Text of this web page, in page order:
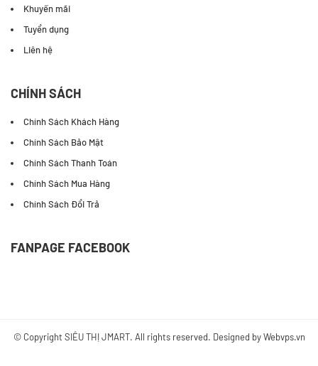
Khuyến mãi
Tuyển dụng
Liên hệ
CHÍNH SÁCH
Chính Sách Khách Hàng
Chính Sách Bảo Mật
Chính Sách Thanh Toán
Chính Sách Mua Hàng
Chính Sách Đổi Trả
FANPAGE FACEBOOK
© Copyright SIÊU THỊ JMART. All rights reserved. Designed byWebvps.vn